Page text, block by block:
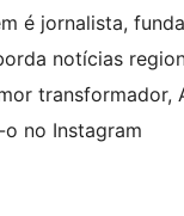
é jornalista,
notícias
transformador,
no Instagram